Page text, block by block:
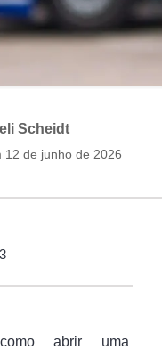
Scheidt
12 de junho de 2026
abrir uma